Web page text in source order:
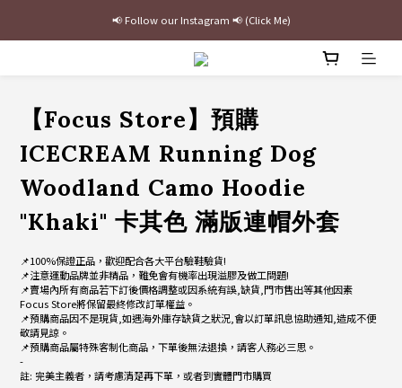
最新三方聯名倒鉤，火熱預購接單中🔥
加入官網會員即贈$100購物金
【Focus Store】預購
ICECREAM Running Dog
Woodland Camo Hoodie
"Khaki" 卡其色 滿版連帽外套
📌100%保證正品，歡迎配合各大平台驗鞋驗貨!
📌注意運動品牌並非精品，難免會有機率出現溢膠及做工問題!
📌賣場內所有商品若下訂後價格調整或因系統有誤,缺貨,門市售出等其他因素
Focus Store將保留最終修改訂單權益。
📌預購商品因不是現貨,如遇海外庫存缺貨之狀況,會以訂單訊息協助通知,造成不便
敬請見諒。
📌預購商品屬特殊客制化商品，下單後無法退換，請客人務必三思。
-
註: 完美主義者，請考慮清楚再下單，或者到實體門市購買